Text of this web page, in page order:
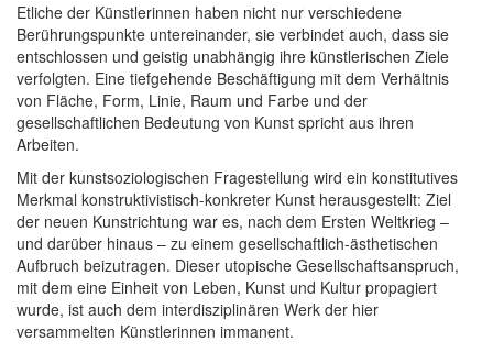
Etliche der Künstlerinnen haben nicht nur verschiedene
Berührungspunkte untereinander, sie verbindet auch, dass sie
entschlossen und geistig unabhängig ihre künstlerischen Ziele
verfolgten. Eine tiefgehende Beschäftigung mit dem Verhältnis
von Fläche, Form, Linie, Raum und Farbe und der
gesellschaftlichen Bedeutung von Kunst spricht aus ihren
Arbeiten.
Mit der kunstsoziologischen Fragestellung wird ein konstitutives
Merkmal konstruktivistisch-konkreter Kunst herausgestellt: Ziel
der neuen Kunstrichtung war es, nach dem Ersten Weltkrieg –
und darüber hinaus – zu einem gesellschaftlich-ästhetischen
Aufbruch beizutragen. Dieser utopische Gesellschaftsanspruch,
mit dem eine Einheit von Leben, Kunst und Kultur propagiert
wurde, ist auch dem interdisziplinären Werk der hier
versammelten Künstlerinnen immanent.